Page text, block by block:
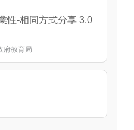
性-相同方式分享 3.0
府教育局